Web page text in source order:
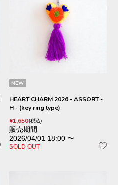
NEW
HEART CHARM 2026 - ASSORT -
H - (key ring type)
¥1,650 税込
販売期間
2026/04/01 18:00 〜
SOLD OUT